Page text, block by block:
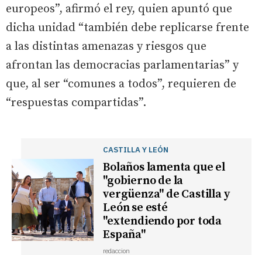
europeos”, afirmó el rey, quien apuntó que
dicha unidad “también debe replicarse frente
a las distintas amenazas y riesgos que
afrontan las democracias parlamentarias” y
que, al ser “comunes a todos”, requieren de
“respuestas compartidas”.
CASTILLA Y LEÓN
Bolaños lamenta que el
"gobierno de la
vergüenza" de Castilla y
León se esté
"extendiendo por toda
España"
redaccion